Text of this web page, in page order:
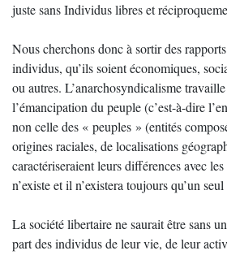
juste sans Individus libres et
Nous cherchons donc à sortir des
individus, qu’ils soient économiques,
ou autres. L’anarchosyndicalisme
l’émancipation du peuple (c’est-à-dire
non celle des « peuples » (entités
origines raciales, de localisations
caractériseraient leurs différences avec
n’existe et il n’existera toujours qu’un
La société libertaire ne saurait être sans
part des individus de leur vie, de leur